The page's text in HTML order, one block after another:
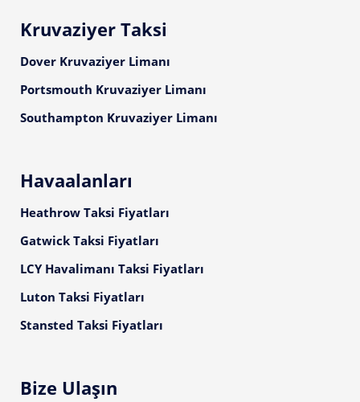
Kruvaziyer Taksi
Dover Kruvaziyer Limanı
Portsmouth Kruvaziyer Limanı
Southampton Kruvaziyer Limanı
Havaalanları
Heathrow Taksi Fiyatları
Gatwick Taksi Fiyatları
LCY Havalimanı Taksi Fiyatları
Luton Taksi Fiyatları
Stansted Taksi Fiyatları
Bize Ulaşın